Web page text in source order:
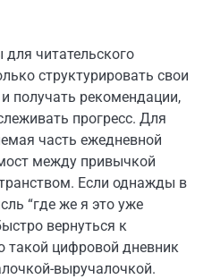
читательского
структурировать свои
получать рекомендации,
прогресс. Для
часть ежедневной
между привычкой
Если однажды в
“где же я это уже
вернуться к
такой цифровой дневник
выручалочкой.